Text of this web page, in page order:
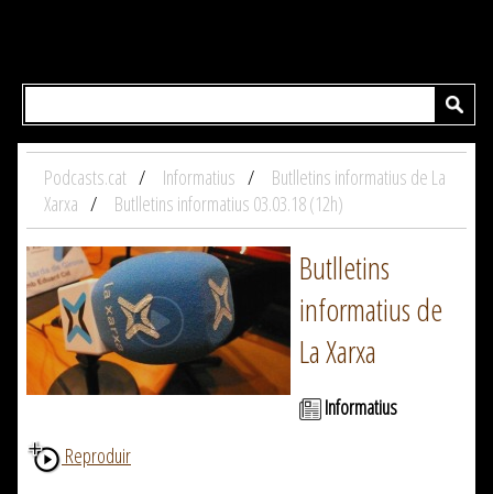
Podcasts.cat Informatius
Butlletins informatius de La
Xarxa
Butlletins informatius 03.03.18 (12h)
Butlletins
informatius de
La Xarxa
Informatius
Reproduir